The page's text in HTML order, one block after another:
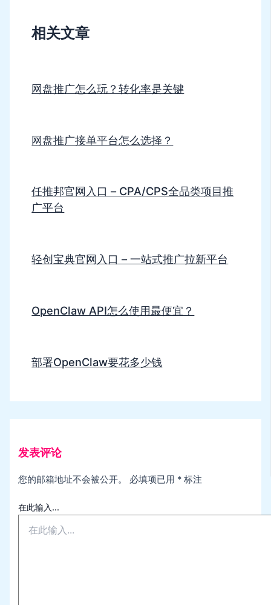
相关文章
网盘推广怎么玩？转化率是关键
网盘推广接单平台怎么选择？
任推邦官网入口 – CPA/CPS全品类项目推
广平台
轻创宝典官网入口 – 一站式推广拉新平台
OpenClaw API怎么使用最便宜？
部署OpenClaw要花多少钱
发表评论
您的邮箱地址不会被公开。 必填项已用 * 标注
在此输入...